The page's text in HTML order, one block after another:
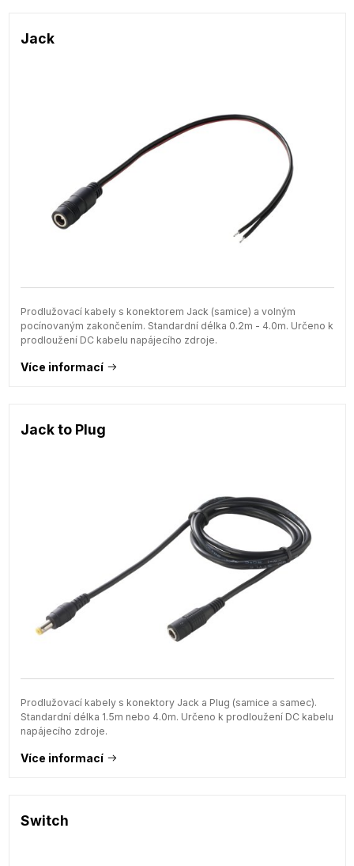
Jack
Prodlužovací kabely s konektorem Jack (samice) a volným
pocínovaným zakončením. Standardní délka 0.2m - 4.0m. Určeno k
prodloužení DC kabelu napájecího zdroje.
Více informací
Jack to Plug
Prodlužovací kabely s konektory Jack a Plug (samice a samec).
Standardní délka 1.5m nebo 4.0m. Určeno k prodloužení DC kabelu
napájecího zdroje.
Více informací
Switch